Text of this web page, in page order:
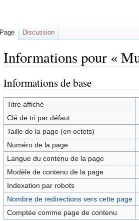
Informations pour «
Informations de base
Titre affiché
Clé de tri par défaut
Taille de la page (en octets)
Numéro de la page
Langue du contenu de la page
Modèle de contenu de la page
Indexation par robots
Nombre de redirections vers cette page
Comptée comme page de contenu
Page Discussion